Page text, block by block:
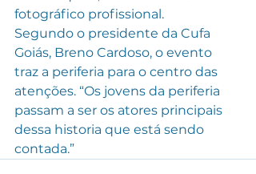
fotográfico profissional.
Segundo o presidente da Cufa
Goiás, Breno Cardoso, o evento
traz a periferia para o centro das
atenções. “Os jovens da periferia
passam a ser os atores principais
dessa historia que está sendo
contada.”